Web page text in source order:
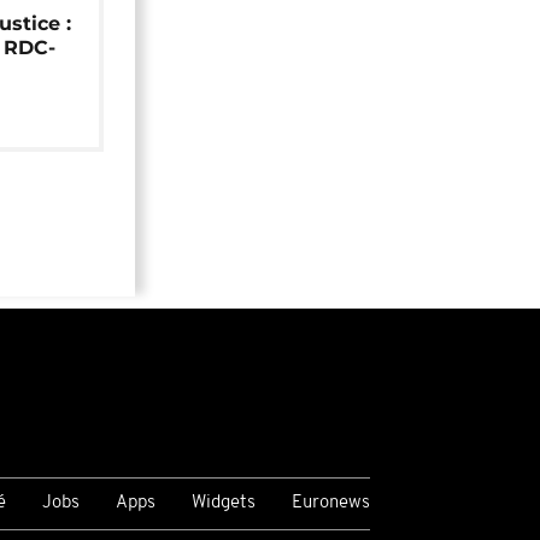
:
Jobs Apps Widgets Euronews